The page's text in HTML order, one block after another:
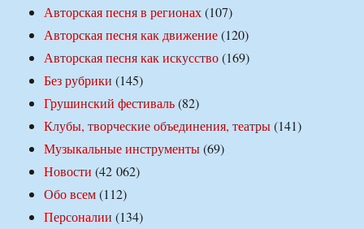
Авторская песня в регионах(107)
Авторская песня как движение(120)
Авторская песня как искусство(169)
Без рубрики (145)
Грушинский фестиваль(82)
Клубы, творческие объединения, театры(141)
Музыкальные инструменты(69)
Новости (42 062)
Обо всем(112)
Персоналии (134)